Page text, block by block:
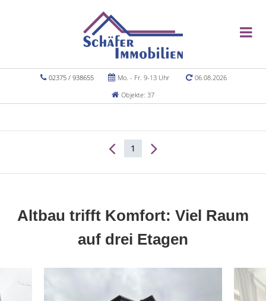
02375 / 938655 Mo. - Fr. 9-13 Uhr
06.08.2026
Objekte: 37
1
Altbau trifft Komfort: Viel Raum
auf drei Etagen